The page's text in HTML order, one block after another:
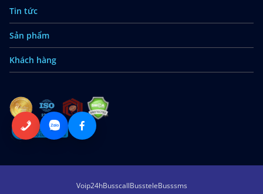
Tin tức
Sản phẩm
Khách hàng
Voip24hBusscallBussteleBusssms